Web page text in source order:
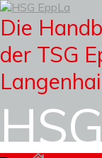
Die
der TSG